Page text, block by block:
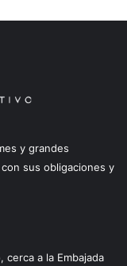
y grandes
sus obligaciones y
a la Embajada